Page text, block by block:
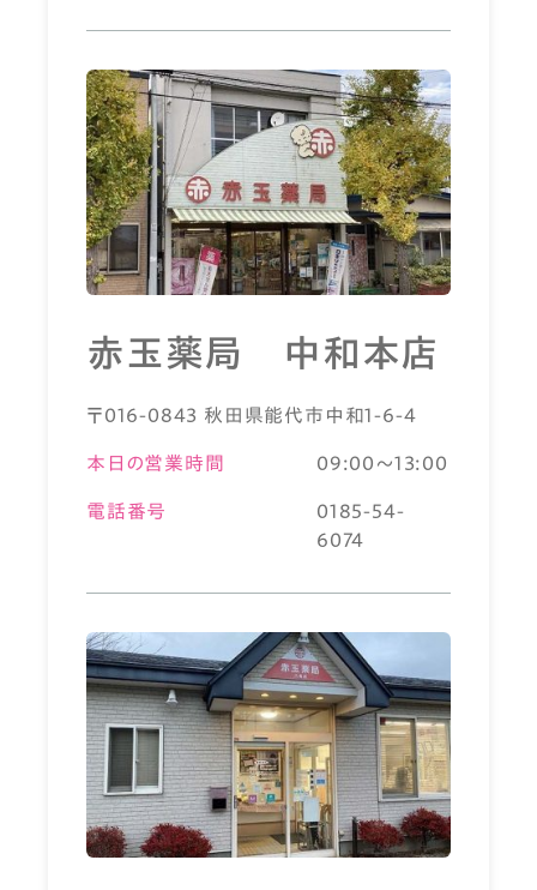
赤玉薬局 中和本店
〒016-0843 秋田県能代市中和1-6-4
本日の営業時間 09:00～13:00
電話番号
0185-54-
6074